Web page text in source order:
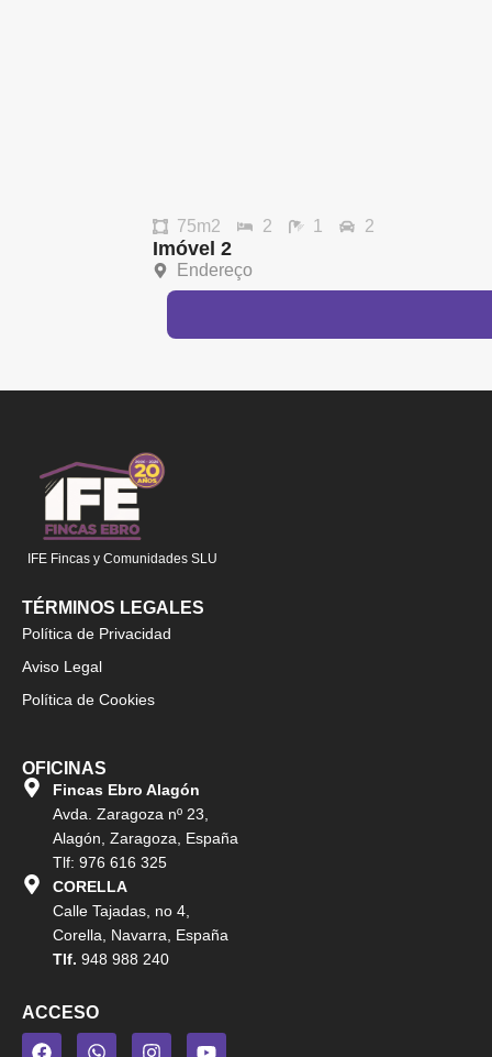
75m2 2 1 2
Imóvel 2
Endereço
IFE Fincas y Comunidades SLU
TÉRMINOS LEGALES
Política de Privacidad
Aviso Legal
Política de Cookies
OFICINAS
Fincas Ebro Alagón
Avda. Zaragoza nº 23,
Alagón, Zaragoza, España
Tlf: 976 616 325
CORELLA
Calle Tajadas, no 4,
Corella, Navarra, España
Tlf. 948 988 240
ACCESO